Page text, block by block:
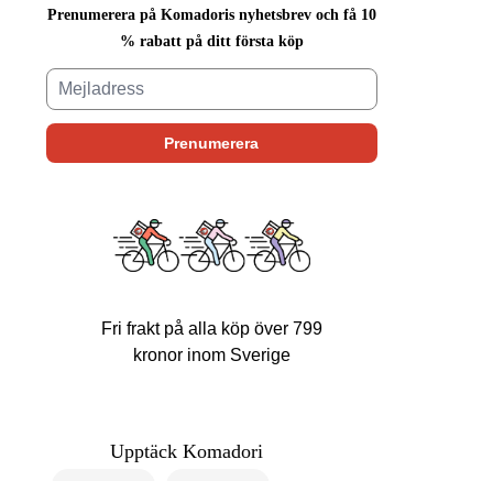
Prenumerera på Komadoris nyhetsbrev och få 10
% rabatt på ditt första köp
Fri frakt på alla köp över 799
kronor inom Sverige
Upptäck Komadori